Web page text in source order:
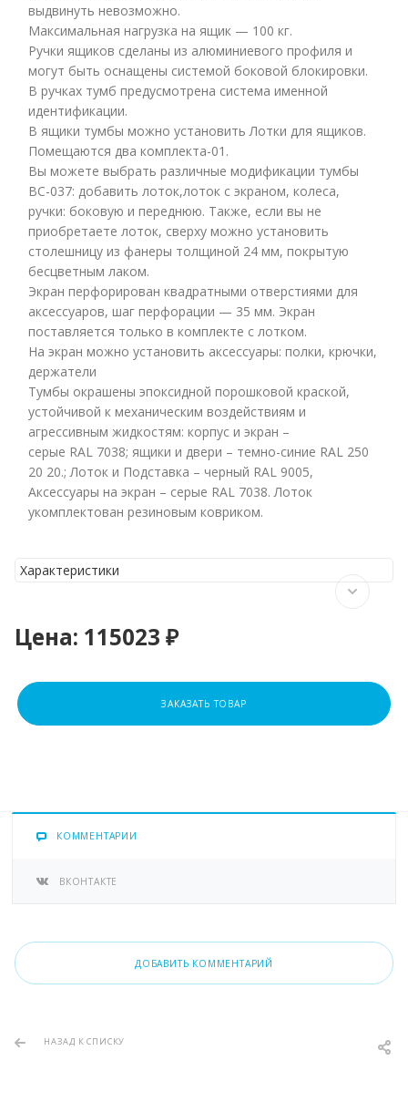
выдвинуть невозможно.
Максимальная нагрузка на ящик — 100 кг.
Ручки ящиков сделаны из алюминиевого профиля и
могут быть оснащены системой боковой блокировки.
В ручках тумб предусмотрена система именной
идентификации.
В ящики тумбы можно установить Лотки для ящиков.
Помещаются два комплекта-01.
Вы можете выбрать различные модификации тумбы
ВC-037: добавить лоток,лоток с экраном, колеса,
ручки: боковую и переднюю. Также, если вы не
приобретаете лоток, сверху можно установить
столешницу из фанеры толщиной 24 мм, покрытую
бесцветным лаком.
Экран перфорирован квадратными отверстиями для
аксессуаров, шаг перфорации — 35 мм. Экран
поставляется только в комплекте с лотком.
На экран можно установить аксессуары: полки, крючки,
держатели
Тумбы окрашены эпоксидной порошковой краской,
устойчивой к механическим воздействиям и
агрессивным жидкостям: корпус и экран –
серые RAL 7038; ящики и двери – темно-синие RAL 250
20 20.; Лоток и Подставка – черный RAL 9005,
Аксессуары на экран – серые RAL 7038. Лоток
укомплектован резиновым ковриком.
Характеристики
Цена: 115023 ₽
ЗАКАЗАТЬ ТОВАР
КОММЕНТАРИИ
ВКОНТАКТЕ
ДОБАВИТЬ КОММЕНТАРИЙ
НАЗАД К СПИСКУ